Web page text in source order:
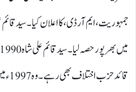
جمہوریت، ایم آر ڈی، کا اعلان کیا۔ سید